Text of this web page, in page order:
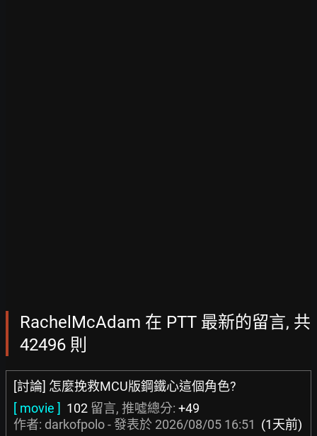
RachelMcAdam 在 PTT 最新的留言, 共
42496 則
[討論] 怎麼挽救MCU版鋼鐵心這個角色?
[ movie ] 102 留言, 推噓總分: +49
作者: darkofpolo- 發表於 2026/08/05 16:51 (1天前)